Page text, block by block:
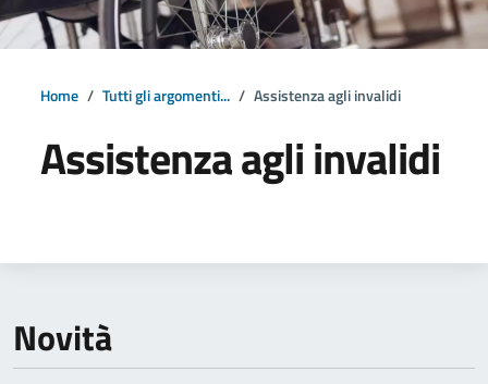
Home Tutti gli argomenti... Assistenza agli invalidi
Assistenza agli invalidi
Novità